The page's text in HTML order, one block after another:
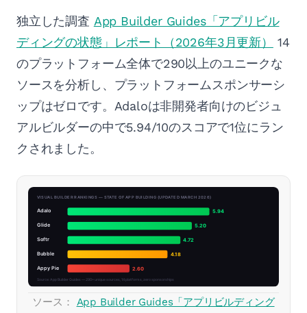
独立した調査 App Builder Guides「アプリビル
ディングの状態」レポート（2026年3月更新）
14
のプラットフォーム全体で290以上のユニークな
ソースを分析し、プラットフォームスポンサーシ
ップはゼロです。Adaloは非開発者向けのビジュ
アルビルダーの中で5.94/10のスコアで1位にラン
クされました。
ソース： App Builder Guides「アプリビルディング